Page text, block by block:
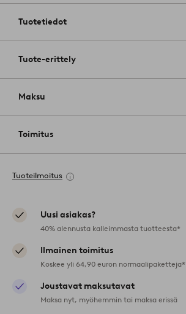
Tuotetiedot
Tuote-erittely
Maksu
Toimitus
Tuoteilmoitus
Uusi asiakas?
40% alennusta kalleimmasta tuotteesta*
Ilmainen toimitus
Koskee yli 64,90 euron normaalipaketteja*
Joustavat maksutavat
Maksa nyt, myöhemmin tai maksa erissä